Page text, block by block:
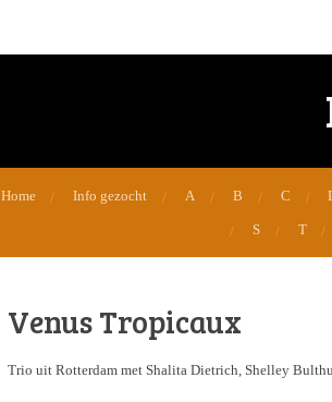
Home Info gezocht A B C
S T
Venus Tropicaux
Trio uit Rotterdam met Shalita Dietrich, Shelley